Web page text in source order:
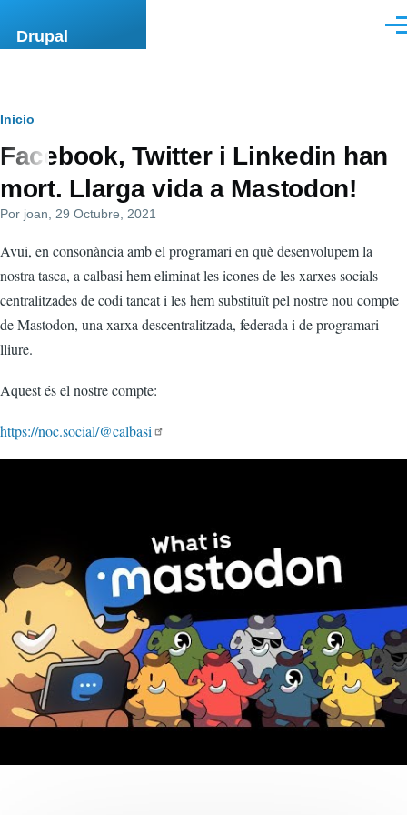
Drupal
Ruta
de
navegación
Inicio
Facebook, Twitter i Linkedin han
mort. Llarga vida a Mastodon!
Por joan , 29 Octubre, 2021
Avui, en consonància amb el programari en què desenvolupem la
nostra tasca, a calbasi hem eliminat les icones de les xarxes socials
centralitzades de codi tancat i les hem substituït pel nostre nou compte
de Mastodon, una xarxa descentralitzada, federada i de programari
lliure.
Aquest és el nostre compte:
https://noc.social/@calbasi